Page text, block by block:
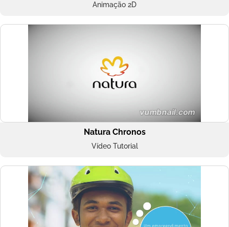
Animação 2D
Natura Chronos
Vídeo Tutorial